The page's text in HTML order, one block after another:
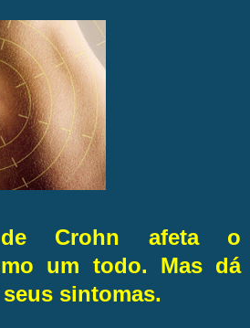
Crohn afeta o
um todo. Mas dá
sintomas.